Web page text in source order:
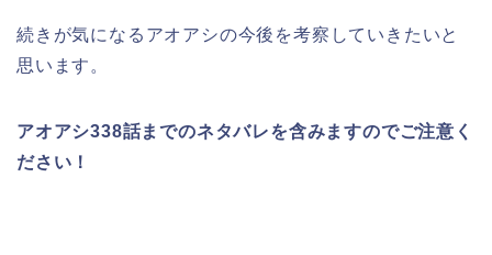
続きが気になるアオアシの今後を考察していきたいと
思います。
アオアシ338話までのネタバレを含みますのでご注意く
ださい！